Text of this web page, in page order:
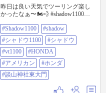
昨日は良い天気でツーリング楽し
かったなぁ〜🏍️💨 #shadow1100
#VT1100 #HONDA #アメリカン #ホ
ンダ #談山神社東大門
#Shadow1100
#shadow
#シャドウ1100
#シャドウ
#vt1100
#HONDA
#アメリカン
#ホンダ
#談山神社東大門